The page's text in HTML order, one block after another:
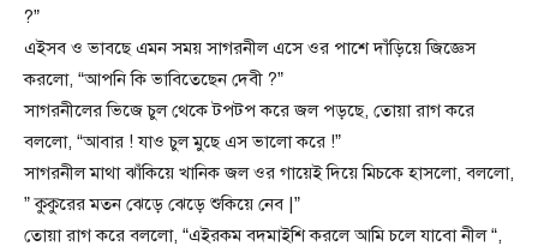
?”
এইসব ও ভাবছে এমন সময় সাগরনীল এসে ওর পাশে দাঁড়িয়ে জিজ্ঞেস
করলো, “আপনি কি ভাবিতেছেন দেবী ?”
সাগরনীলের ভিজে চুল থেকে টপটপ করে জল পড়ছে, তোয়া রাগ করে
বললো, “আবার ! যাও চুল মুছে এস ভালো করে !”
সাগরনীল মাথা ঝাঁকিয়ে খানিক জল ওর গায়েই দিয়ে মিচকে হাসলো, বললো,
” কুকুরের মতন ঝেড়ে ঝেড়ে শুকিয়ে নেব |”
তোয়া রাগ করে বললো, “এইরকম বদমাইশি করলে আমি চলে যাবো নীল “,